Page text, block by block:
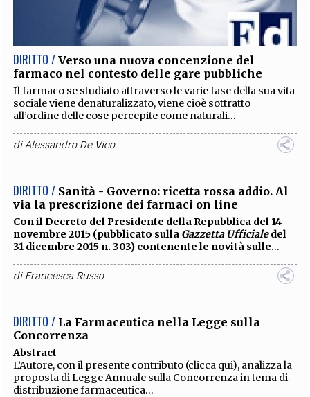
EXTRA
RUBRICHE LIBRI PROCEEDINGS CONTATTI
SOCIAL MEDIA
DIRITTO / Verso una nuova concenzione del
farmaco nel contesto delle gare pubbliche
Il farmaco se studiato attraverso le varie fase della sua vita
sociale viene denaturalizzato, viene cioè sottratto
all’ordine delle cose percepite come naturali...
diAlessandro De Vico
DIRITTO / Sanità - Governo: ricetta rossa addio. Al
via la prescrizione dei farmaci on line
Con il Decreto del Presidente della Repubblica del 14
novembre 2015 (pubblicato sulla Gazzetta Ufficialedel
31 dicembre 2015 n. 303) contenente le novità sulle...
diFrancesca Russo
DIRITTO / La Farmaceutica nella Legge sulla
Concorrenza
Abstract
L’Autore, con il presente contributo (clicca qui), analizza la
proposta di Legge Annuale sulla Concorrenza in tema di
distribuzione farmaceutica...